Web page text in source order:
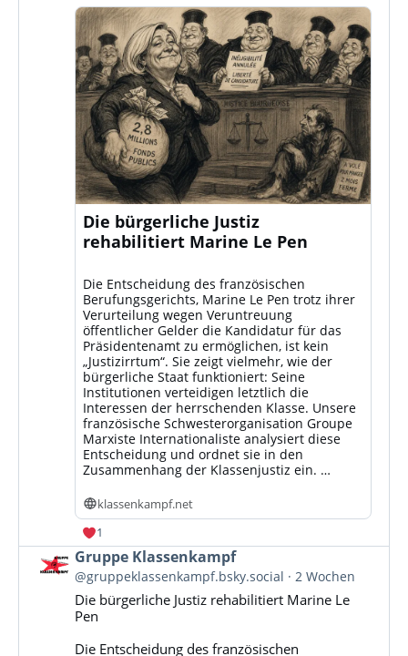
Die bürgerliche Justiz
rehabilitiert Marine Le Pen
Die Entscheidung des französischen
Berufungsgerichts, Marine Le Pen trotz ihrer
Verurteilung wegen Veruntreuung
öffentlicher Gelder die Kandidatur für das
Präsidentenamt zu ermöglichen, ist kein
„Justizirrtum“. Sie zeigt vielmehr, wie der
bürgerliche Staat funktioniert: Seine
Institutionen verteidigen letztlich die
Interessen der herrschenden Klasse. Unsere
französische Schwesterorganisation Groupe
Marxiste Internationaliste analysiert diese
Entscheidung und ordnet sie in den
Zusammenhang der Klassenjustiz ein. …
klassenkampf.net
1
Beitrag
von
Gruppe
Klassenkampf
Bluesky
Gruppe Klassenkampf
@gruppeklassenkampf.bsky.social 2 Wochen
Die bürgerliche Justiz rehabilitiert Marine Le
Pen
Die Entscheidung des französischen